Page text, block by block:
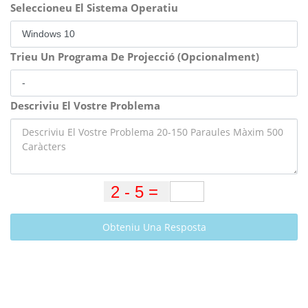
Seleccioneu El Sistema Operatiu
Trieu Un Programa De Projecció (Opcionalment)
Descriviu El Vostre Problema
Obteniu Una Resposta